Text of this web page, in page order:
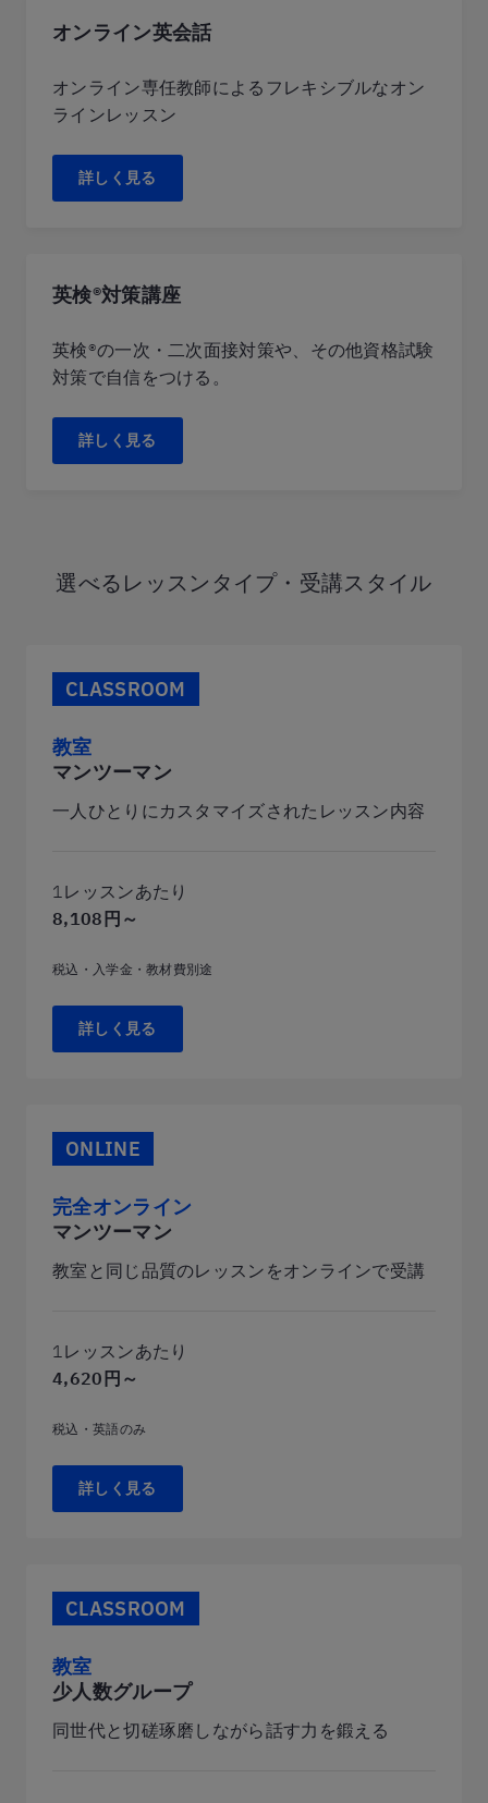
オンライン英会話
オンライン専任教師によるフレキシブルなオン
ラインレッスン
詳しく見る
英検®対策講座
英検®の一次・二次面接対策や、その他資格試験
対策で自信をつける。
詳しく見る
選べるレッスンタイプ・受講スタイル
CLASSROOM
教室
マンツーマン
一人ひとりにカスタマイズされたレッスン内容
1レッスンあたり
8,108円～
税込・入学金・教材費別途
詳しく見る
ONLINE
完全オンライン
マンツーマン
教室と同じ品質のレッスンをオンラインで受講
1レッスンあたり
4,620円～
税込・英語のみ
詳しく見る
CLASSROOM
教室
少人数グループ
同世代と切磋琢磨しながら話す力を鍛える